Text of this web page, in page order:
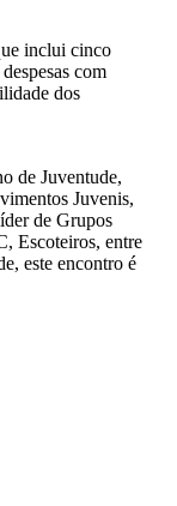
inclui cinco
com
dos
de Juventude,
Juvenis,
de Grupos
Escoteiros, entre
este encontro é